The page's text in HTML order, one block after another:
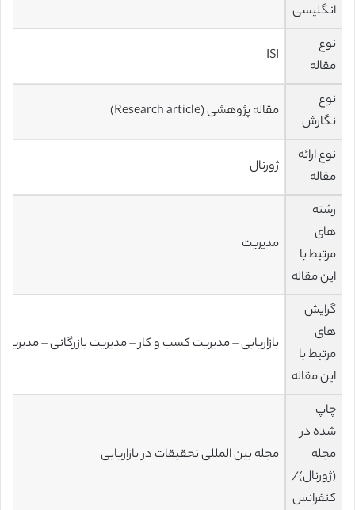
انگلیسی
نوع
مقاله
ISI
نوع
نگارش
مقاله پژوهشی (Research article)
نوع ارائه
مقاله
ژورنال
رشته
های
مرتبط با
این مقاله
مدیریت
گرایش
های
مرتبط با
این مقاله
بازاریابی – مدیریت کسب و کار – مدیریت بازرگانی –
چاپ
شده در
مجله
(ژورنال)/
کنفرانس
مجله بین المللی تحقیقات در بازاریابی